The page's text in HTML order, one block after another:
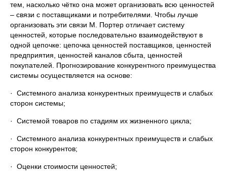
тем, насколько чётко она может организовать всю ценностей
– связи с поставщиками и потребителями. Чтобы лучше
организовать эти связи М. Портер отличает систему
ценностей, которые последовательно взаимодействуют в
одной цепочке: цепочка ценностей поставщиков, ценностей
предприятия, ценностей каналов сбыта, ценностей
покупателей. Прогнозирование конкурентного преимущества
системы осуществляется на основе:
· Системного анализа конкурентных преимуществ и слабых
сторон системы;
· Системой товаров по стадиям их жизненного цикла;
· Системного анализа конкурентных преимуществ и слабых
сторон конкурентов;
· Оценки стоимости ценностей;